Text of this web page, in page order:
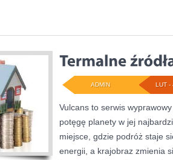
LUT -
ADMIN
Vulcans to serwis
potęgę planety w jej
miejsce, gdzie podróż staje
energii, a krajobraz zmienia